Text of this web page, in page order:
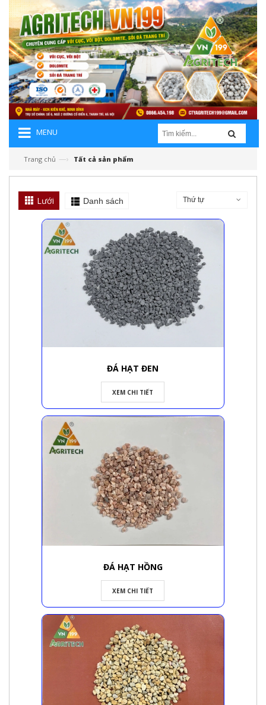
MENU
Trang chủ —› Tất cả sản phẩm
Lưới Danh sách Thứ tự
ĐÁ HẠT ĐEN
XEM CHI TIẾT
ĐÁ HẠT HỒNG
XEM CHI TIẾT